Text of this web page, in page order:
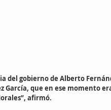
del gobierno de Alberto
García, que en ese momento
afirmó.